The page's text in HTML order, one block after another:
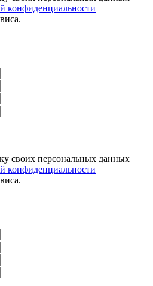
конфиденциальности
своих персональных данных
конфиденциальности